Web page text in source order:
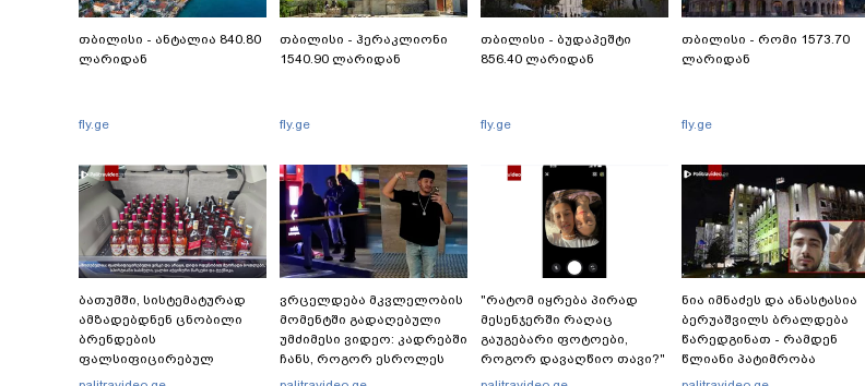
თბილისი - ანტალია 840.80
ლარიდან
fly.ge
თბილისი - ჰერაკლიონი
1540.90 ლარიდან
fly.ge
თბილისი - ბუდაპეშტი
856.40 ლარიდან
fly.ge
თბილისი - რომი 1573.70
ლარიდან
fly.ge
ბათუმში, სისტემატურად
ამზადებდნენ ცნობილი
ბრენდების
ფალსიფიცირებულ
ვისკისა და სხვა
ვრცელდება მკვლელობის
მომენტში გადაღებული
უმძიმესი ვიდეო: კადრებში
ჩანს, როგორ ესროლეს
ცნობილ "ტიკტოკერს"
"რატომ იყრება პირად
მესენჯერში რაღაც
გაუგებარი ფოტოები,
როგორ დავაღწიო თავი?"
- შესაძლებელია თუ არა ამ
ნია იმნაძეს და ანასტასია
ბერუაშვილს ბრალდება
წარედგინათ - რამდენ
წლიანი პატიმრობა
ემუქრებათ